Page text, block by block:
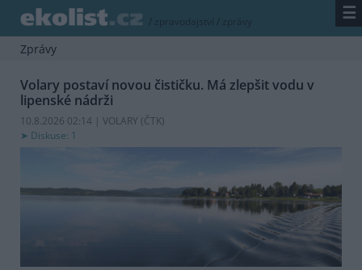
/ zpravodajství / zprávy ☰
Zprávy
Volary postaví novou čističku. Má zlepšit vodu v
lipenské nádrži
10.8.2026 02:14 | VOLARY (ČTK)
Diskuse: 1